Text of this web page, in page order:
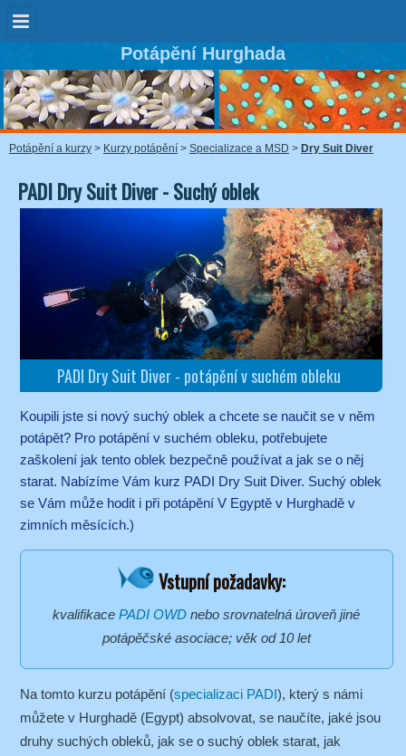
Potápění Hurghada
Potápění a kurzy > Kurzy potápění > Specializace a MSD > Dry Suit Diver
PADI Dry Suit Diver - Suchý oblek
PADI Dry Suit Diver - potápění v suchém obleku
Koupili jste si nový suchý oblek a chcete se naučit se v něm
potápět? Pro potápění v suchém obleku, potřebujete
zaškolení jak tento oblek bezpečně používat a jak se o něj
starat. Nabízíme Vám kurz PADI Dry Suit Diver. Suchý oblek
se Vám může hodit i při potápění V Egyptě v Hurghadě v
zimních měsících.)
Vstupní požadavky:
kvalifikacePADI OWD nebo srovnatelná úroveň jiné
potápěčské asociace; věk od 10 let
Na tomto kurzu potápění (specializaci PADI), který s námi
můžete v Hurghadě (Egypt) absolvovat, se naučíte, jaké jsou
druhy suchých obleků, jak se o suchý oblek starat, jak